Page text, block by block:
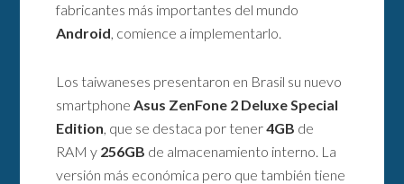
fabricantes más importantes del mundo
Android, comience a implementarlo.
Los taiwaneses presentaron en Brasil su nuevo
smartphoneAsus ZenFone 2 Deluxe Special
Edition, que se destaca por tener4GB de
RAM y 256GB de almacenamiento interno. La
versión más económica pero que también tiene